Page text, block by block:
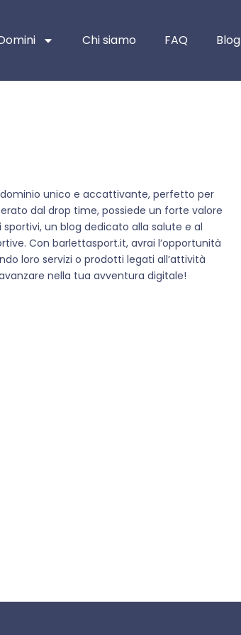
Chi siamo FAQ Blog
unico e accattivante, perfetto per
dal drop time, possiede un forte valore
sportivi, un blog dedicato alla salute e al
Con barlettasport.it, avrai l’opportunità
loro servizi o prodotti legati all’attività
nella tua avventura digitale!